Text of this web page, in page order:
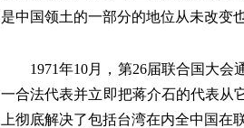
是中国领土的一部分的地位从未改变
1971年10月，第26届联合国大会
一合法代表并立即把蒋介石的代表从
上彻底解决了包括台湾在内全中国